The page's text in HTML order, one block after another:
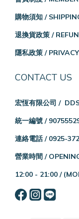
購物須知 /
退換貨政策 /
隱私政策 /
CONTACT US
宏恆有限公司 /
統一編號 /
連絡電話 / 0925-
營業時間 /
12:00 - 21:00 /